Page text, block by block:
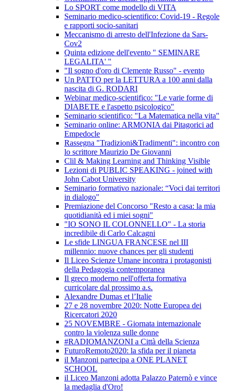
Lo SPORT come modello di VITA
Seminario medico-scientifico: Covid-19 - Regole
e rapporti socio-sanitari
Meccanismo di arresto dell'Infezione da Sars-
Cov2
Quinta edizione dell'evento " SEMINARE
LEGALITA' "
"Il sogno d'oro di Clemente Russo" - evento
Un PATTO per la LETTURA a 100 anni dalla
nascita di G. RODARI
Webinar medico-scientifico: "Le varie forme di
DIABETE e l'aspetto psicologico"
Seminario scientifico: "La Matematica nella vita"
Seminario online: ARMONIA dai Pitagorici ad
Empedocle
Rassegna "Tradizioni&Tradimenti": incontro con
lo scrittore Maurizio De Giovanni
Clil & Making Learning and Thinking Visible
Lezioni di PUBLIC SPEAKING - joined with
John Cabot University
Seminario formativo nazionale: “Voci dai territori
in dialogo"
Premiazione del Concorso "Resto a casa: la mia
quotidianità ed i miei sogni"
"IO SONO IL COLONNELLO" - La storia
incredibile di Carlo Calcagni
Le sfide LINGUA FRANCESE nel III
millennio: nuove chances per gli studenti
Il Liceo Scienze Umane incontra i protagonisti
della Pedagogia contemporanea
Il greco moderno nell'offerta formativa
curricolare dal prossimo a.s.
Alexandre Dumas et l’Italie
27 e 28 novembre 2020: Notte Europea dei
Ricercatori 2020
25 NOVEMBRE - Giornata internazionale
contro la violenza sulle donne
#RADIOMANZONI a Città della Scienza
FuturoRemoto2020: la sfida per il pianeta
il Manzoni partecipa a ONE PLANET
SCHOOL
il Liceo Manzoni adotta Palazzo Paternò e vince
la medaglia d'Oro!